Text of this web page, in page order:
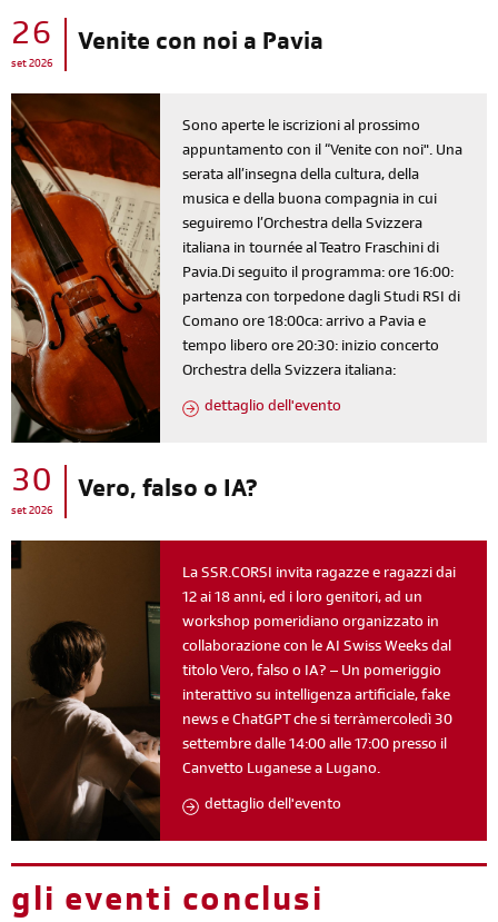
26
set 2026
Venite con noi a Pavia
Sono aperte le iscrizioni al prossimo
appuntamento con il “Venite con noi". Una
serata all’insegna della cultura, della
musica e della buona compagnia in cui
seguiremo l’Orchestra della Svizzera
italiana in tournée al Teatro Fraschini di
Pavia.Di seguito il programma: ore 16:00:
partenza con torpedone dagli Studi RSI di
Comano ore 18:00ca: arrivo a Pavia e
tempo libero ore 20:30: inizio concerto
Orchestra della Svizzera italiana:
dettaglio dell'evento
30
set 2026
Vero, falso o IA?
La SSR.CORSI invita ragazze e ragazzi dai
12 ai 18 anni, ed i loro genitori, ad un
workshop pomeridiano organizzato in
collaborazione con le AI Swiss Weeks dal
titolo Vero, falso o IA? – Un pomeriggio
interattivo su intelligenza artificiale, fake
news e ChatGPT che si terràmercoledì 30
settembre dalle 14:00 alle 17:00 presso il
Canvetto Luganese a Lugano.
dettaglio dell'evento
gli eventi conclusi